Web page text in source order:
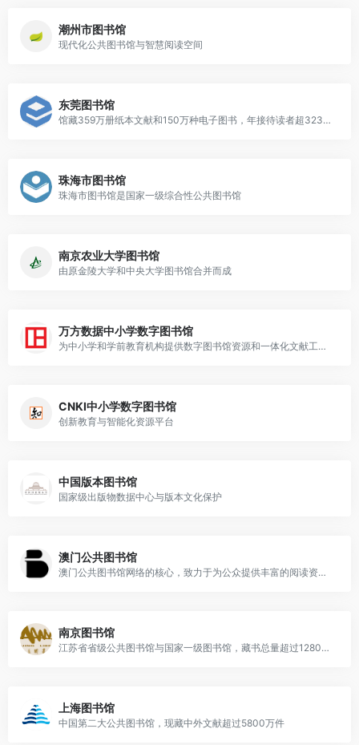
潮州市图书馆
现代化公共图书馆与智慧阅读空间
东莞图书馆
馆藏359万册纸本文献和150万种电子图书，年接待读者超323万人次
珠海市图书馆
珠海市图书馆是国家一级综合性公共图书馆
南京农业大学图书馆
由原金陵大学和中央大学图书馆合并而成
万方数据中小学数字图书馆
为中小学和学前教育机构提供数字图书馆资源和一体化文献工具平台
CNKI中小学数字图书馆
创新教育与智能化资源平台
中国版本图书馆
国家级出版物数据中心与版本文化保护
澳门公共图书馆
澳门公共图书馆网络的核心，致力于为公众提供丰富的阅读资源和文化活动
南京图书馆
江苏省省级公共图书馆与国家一级图书馆，藏书总量超过1280万册，其中古籍160万册
上海图书馆
中国第二大公共图书馆，现藏中外文献超过5800万件